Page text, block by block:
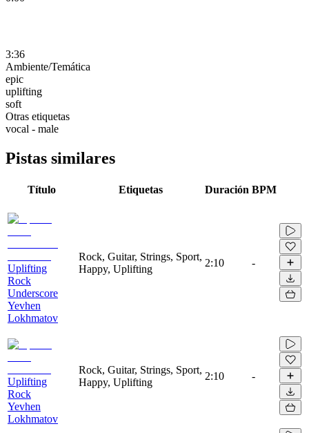
3:36
Ambiente/Temática
epic
uplifting
soft
Otras etiquetas
vocal - male
Pistas similares
Título Etiquetas Duración BPM
Uplifting
Rock
Underscore
Yevhen
Lokhmatov
Rock, Guitar, Strings, Sport,
Happy, Uplifting
2:10 -
Uplifting
Rock
Yevhen
Lokhmatov
Rock, Guitar, Strings, Sport,
Happy, Uplifting
2:10 -